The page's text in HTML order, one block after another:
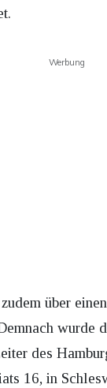
Werbung
über
wurde
des
16, in